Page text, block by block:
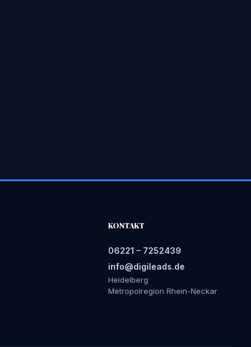
KONTAKT
06221 – 7252439
info@digileads.de
Heidelberg
Metropolregion Rhein-Neckar